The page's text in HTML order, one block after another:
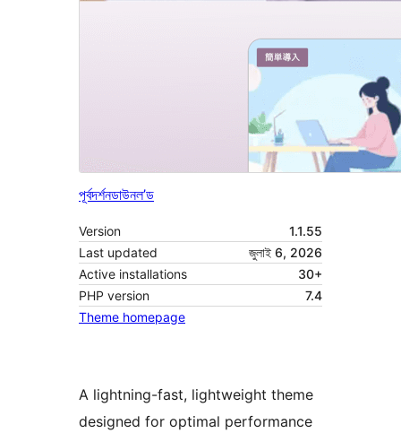
পূৰ্বদৰ্শনডাউনল’ড
Version
1.1.55
Last updated
জুলাই 6, 2026
Active installations
30+
PHP version
7.4
Theme homepage
A lightning-fast, lightweight theme
designed for optimal performance